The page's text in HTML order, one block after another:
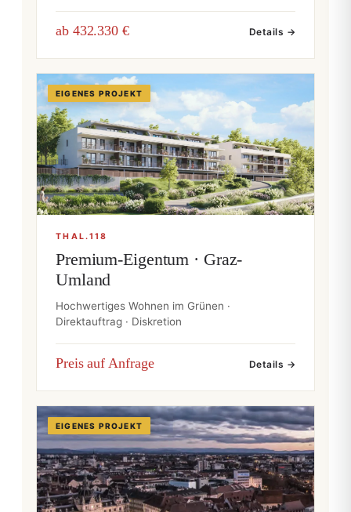
ab 432.330 € Details →
EIGENES PROJEKT
THAL.118
Premium-Eigentum · Graz-
Umland
Hochwertiges Wohnen im Grünen ·
Direktauftrag · Diskretion
Preis auf Anfrage Details →
EIGENES PROJEKT